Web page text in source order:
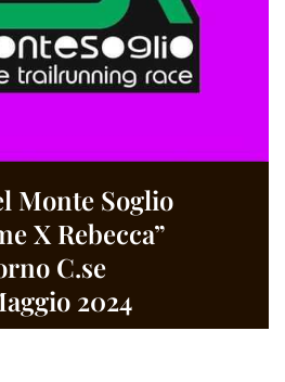
Monte Soglio
X Rebecca”
C.se
2024